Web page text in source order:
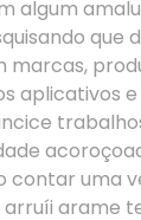
algum
que
marcas,
aplicativos
contar uma
arruíi arame